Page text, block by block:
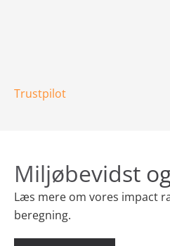
Trustpilot
Miljøbevidst
Læs mere om vores impact
beregning.